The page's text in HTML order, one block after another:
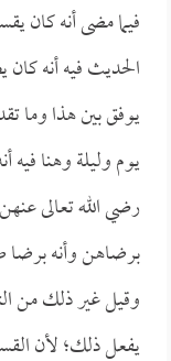
فيما مضى أنه كان
الحديث فيه أنه
يوفق بين هذا وما
يوم وليلة وهنا
رضي الله تعالى
برضاهن وأنه برضا
وقيل غير ذلك من
يفعل ذلك؛ لأن